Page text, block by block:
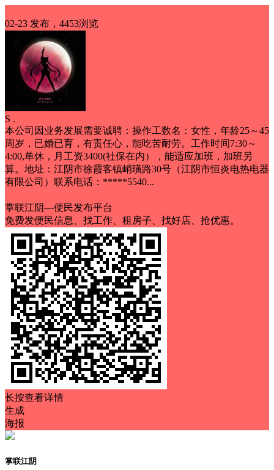
02-23 发布，4453浏览
S .
本公司因业务发展需要诚聘：操作工数名：女性，年龄25～45
周岁，已婚已育，有责任心，能吃苦耐劳。工作时间7:30～
4:00,单休，月工资3400(社保在内），能适应加班，加班另
算。地址：江阴市徐霞客镇峭璜路30号（江阴市恒炎电热电器
有限公司）联系电话：*****5540...
掌联江阴—便民发布平台
免费发便民信息、找工作、租房子、找好店、抢优惠。
长按查看详情
生成
海报
掌联江阴